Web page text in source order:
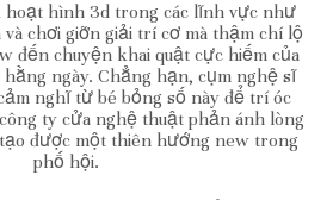
hoạt hình 3d trong các lĩnh vực như
chơi giỡn giải trí cơ mà thậm chí lộ
đến chuyện khai quật cực hiếm của
ngày. Chẳng hạn, cụm nghệ sĩ
nghĩ từ bé bỏng số này để trí óc
ty cửa nghệ thuật phản ánh lòng
được một thiên hướng new trong
phố hội.